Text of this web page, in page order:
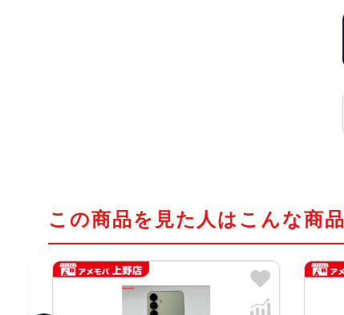
この商品を見た人はこんな商